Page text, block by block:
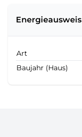
Energieausweis
Art
Baujahr (Haus)